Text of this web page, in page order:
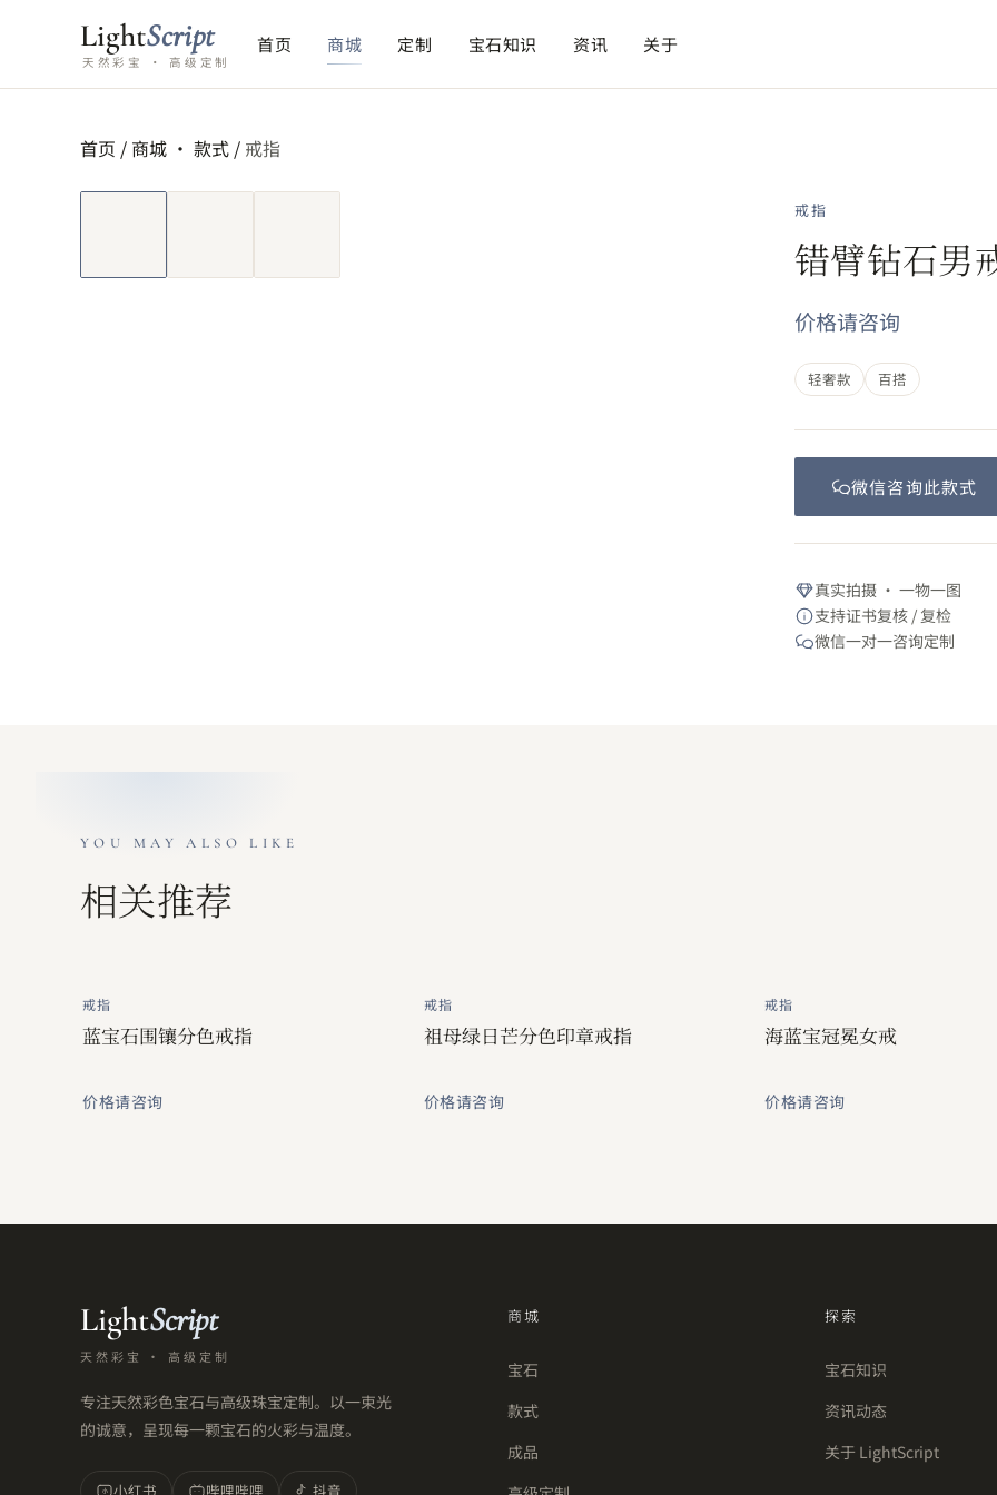
LightScript
天然彩宝 · 高级定制
首页 商城 定制 宝石知识 资讯 关于
首页 / 商城 · 款式 / 戒指
短视频
戒指
错臂钻石男
价格请咨询
轻奢款 百搭
微信咨询此款式
真实拍摄 · 一物一图
支持证书复核 / 复检
微信一对一咨询定制
YOU MAY ALSO LIKE
相关推荐
戒指
蓝宝石围镶分色戒指
价格请咨询
戒指
祖母绿日芒分色印章戒指
价格请咨询
戒指
海蓝宝冠冕女戒
价格请咨询
LightScript
天然彩宝 · 高级定制
专注天然彩色宝石与高级珠宝定制。以一束光
的诚意，呈现每一颗宝石的火彩与温度。
小 小红书 哔哩哔哩 抖音
商城
宝石
款式
成品
探索
宝石知识
资讯动态
关于 LightScript